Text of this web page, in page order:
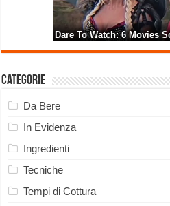
Categorie
Da Bere
In Evidenza
Ingredienti
Tecniche
Tempi di Cottura